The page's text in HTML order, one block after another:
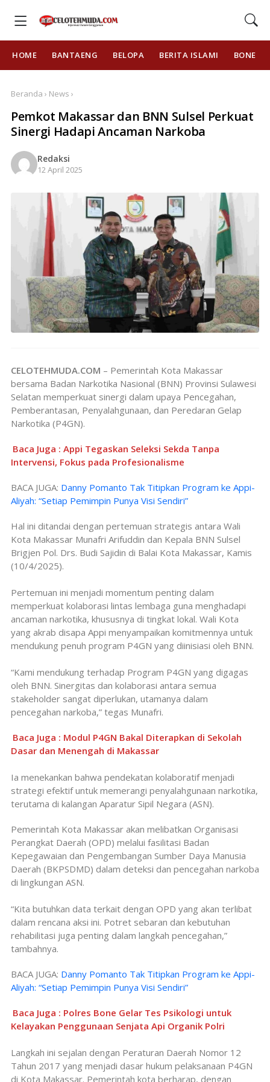
HOME BANTAENG BELOPA BERITA ISLAMI BONE
Beranda › News ›
Pemkot Makassar dan BNN Sulsel Perkuat
Sinergi Hadapi Ancaman Narkoba
Redaksi
12 April 2025
CELOTEHMUDA.COM – Pemerintah Kota Makassar
bersama Badan Narkotika Nasional (BNN) Provinsi Sulawesi
Selatan memperkuat sinergi dalam upaya Pencegahan,
Pemberantasan, Penyalahgunaan, dan Peredaran Gelap
Narkotika (P4GN).
Baca Juga : Appi Tegaskan Seleksi Sekda Tanpa
Intervensi, Fokus pada Profesionalisme
BACA JUGA: Danny Pomanto Tak Titipkan Program ke Appi-
Aliyah: “Setiap Pemimpin Punya Visi Sendiri”
Hal ini ditandai dengan pertemuan strategis antara Wali
Kota Makassar Munafri Arifuddin dan Kepala BNN Sulsel
Brigjen Pol. Drs. Budi Sajidin di Balai Kota Makassar, Kamis
(10/4/2025).
Pertemuan ini menjadi momentum penting dalam
memperkuat kolaborasi lintas lembaga guna menghadapi
ancaman narkotika, khususnya di tingkat lokal. Wali Kota
yang akrab disapa Appi menyampaikan komitmennya untuk
mendukung penuh program P4GN yang diinisiasi oleh BNN.
“Kami mendukung terhadap Program P4GN yang digagas
oleh BNN. Sinergitas dan kolaborasi antara semua
stakeholder sangat diperlukan, utamanya dalam
pencegahan narkoba,” tegas Munafri.
Baca Juga : Modul P4GN Bakal Diterapkan di Sekolah
Dasar dan Menengah di Makassar
Ia menekankan bahwa pendekatan kolaboratif menjadi
strategi efektif untuk memerangi penyalahgunaan narkotika,
terutama di kalangan Aparatur Sipil Negara (ASN).
Pemerintah Kota Makassar akan melibatkan Organisasi
Perangkat Daerah (OPD) melalui fasilitasi Badan
Kepegawaian dan Pengembangan Sumber Daya Manusia
Daerah (BKPSDMD) dalam deteksi dan pencegahan narkoba
di lingkungan ASN.
“Kita butuhkan data terkait dengan OPD yang akan terlibat
dalam rencana aksi ini. Potret sebaran dan kebutuhan
rehabilitasi juga penting dalam langkah pencegahan,”
tambahnya.
BACA JUGA: Danny Pomanto Tak Titipkan Program ke Appi-
Aliyah: “Setiap Pemimpin Punya Visi Sendiri”
Baca Juga : Polres Bone Gelar Tes Psikologi untuk
Kelayakan Penggunaan Senjata Api Organik Polri
Langkah ini sejalan dengan Peraturan Daerah Nomor 12
Tahun 2017 yang menjadi dasar hukum pelaksanaan P4GN
di Kota Makassar. Pemerintah kota berharap, dengan